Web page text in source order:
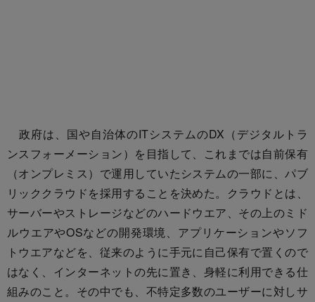
政府は、国や自治体のITシステムのDX（デジタルトラ
ンスフォーメーション）を目指して、これまでは自前保有
（オンプレミス）で運用していたシステムの一部に、パブ
リッククラウドを採用することを決めた。クラウドとは、
サーバーやストレージなどのハードウエア、その上のミド
ルウエアやOSなどの開発環境、アプリケーションやソフ
トウエアなどを、従来のように手元に自己保有で置くので
はなく、インターネットの先に置き、身軽に利用できる仕
組みのこと。その中でも、不特定多数のユーザーに対しサ